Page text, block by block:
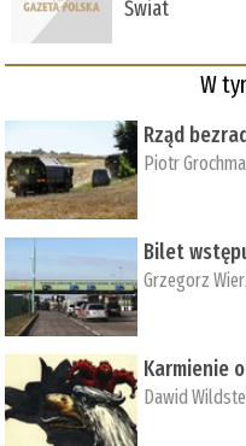
Świat
W
Rząd
Piotr
Bilet
Grzegorz
Karmienie
Dawid